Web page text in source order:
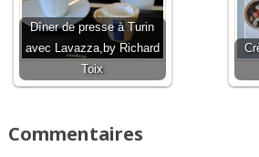
Dîner de presse à Turin
avec Lavazza,by Richard
Toix
Commentaires